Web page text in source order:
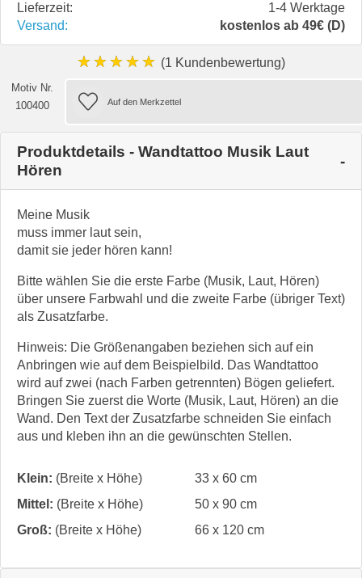
Lieferzeit:
1-4 Werktage
Versand:
kostenlos ab 49€ (D)
★★★★★ (1 Kundenbewertung)
Motiv Nr.
100400
Produktdetails - Wandtattoo Musik Laut
Hören
Meine Musik
muss immer laut sein,
damit sie jeder hören kann!
Bitte wählen Sie die erste Farbe (Musik, Laut, Hören)
über unsere Farbwahl und die zweite Farbe (übriger Text)
als Zusatzfarbe.
Hinweis: Die Größenangaben beziehen sich auf ein
Anbringen wie auf dem Beispielbild. Das Wandtattoo
wird auf zwei (nach Farben getrennten) Bögen geliefert.
Bringen Sie zuerst die Worte (Musik, Laut, Hören) an die
Wand. Den Text der Zusatzfarbe schneiden Sie einfach
aus und kleben ihn an die gewünschten Stellen.
Klein: (Breite x Höhe)
33 x 60 cm
Mittel: (Breite x Höhe)
50 x 90 cm
Groß: (Breite x Höhe) 66 x 120 cm